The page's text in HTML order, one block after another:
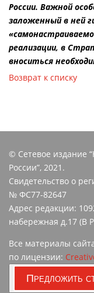
России. Важной
заложенный в ней
реализации, в
вноситься
Возврат к списку
© Сетевое издание
России”, 2021.
Свидетельство о
№ ФС77-82647
Адрес редакции:
набережная д.17 (В
Все материалы
по лицензии:
Предложить